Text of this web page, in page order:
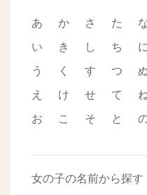
あ
い
う
え
お
か
き
く
け
こ
さ
し
す
せ
そ
た
ち
つ
て
と
女の子の名前から探す